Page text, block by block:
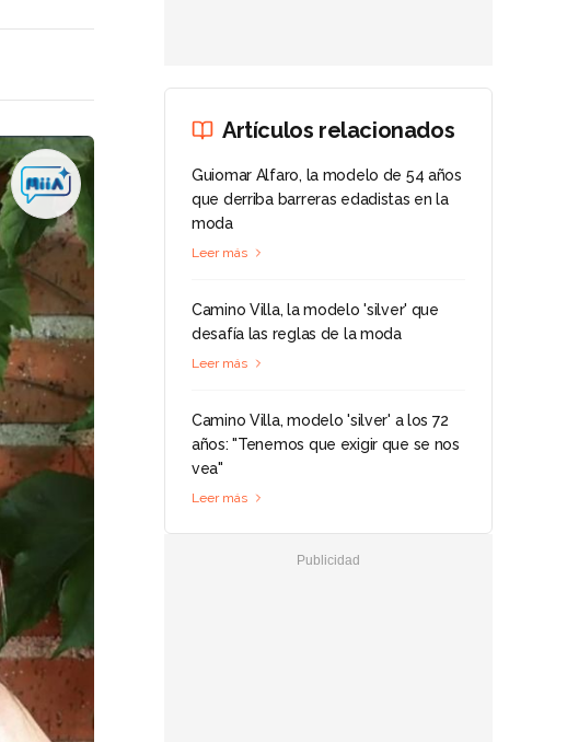
Artículos relacionados
Guiomar Alfaro, la modelo de 54 años
que derriba barreras edadistas en la
moda
Leer más
Camino Villa, la modelo 'silver' que
desafía las reglas de la moda
Leer más
Camino Villa, modelo 'silver' a los 72
años: "Tenemos que exigir que se nos
vea"
Leer más